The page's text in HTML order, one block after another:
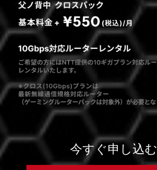
今すぐ申し込む